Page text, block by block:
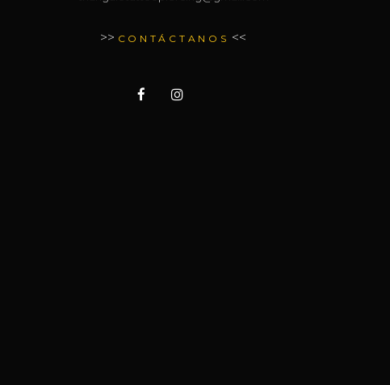
>> CONTÁCTANOS <<